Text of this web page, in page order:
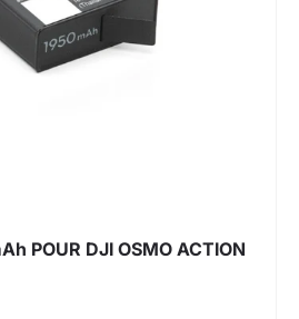
POUR DJI OSMO ACTION